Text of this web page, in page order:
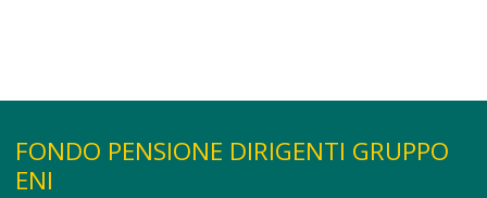
FONDO PENSIONE DIRIGENTI GRUPPO
ENI